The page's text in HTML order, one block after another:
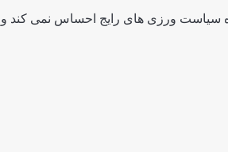
ورزی های رایج احساس نمی کند و